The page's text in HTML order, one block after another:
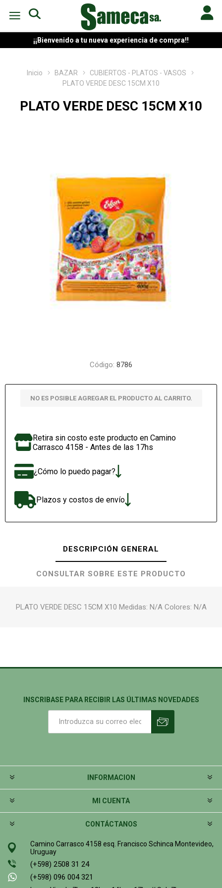
¡¡Bienvenido a tu nueva experiencia de compra!!
Inicio BAZAR
CUBIERTOS - PLATOS - VASOS
PLATO VERDE DESC 15CM X10
PLATO VERDE DESC 15CM X10
Código: 8786
NO ES POSIBLE AGREGAR EL PRODUCTO AL CARRITO.
Retira sin costo este producto en Camino
Carrasco 4158 - Antes de las 17hs
¿Cómo lo puedo pagar?
Plazos y costos de envío
DESCRIPCIÓN GENERAL
CONSULTAR SOBRE ESTE PRODUCTO
PLATO VERDE DESC 15CM X10 Medidas: N/A Colores: N/A
INSCRIBASE PARA RECIBIR LAS ÚLTIMAS NOVEDADES
INFORMACION
MI CUENTA
CONTÁCTANOS
Camino Carrasco 4158 esq. Francisco Schinca Montevideo,
Uruguay
(+598) 2508 31 24
(+598) 096 004 321